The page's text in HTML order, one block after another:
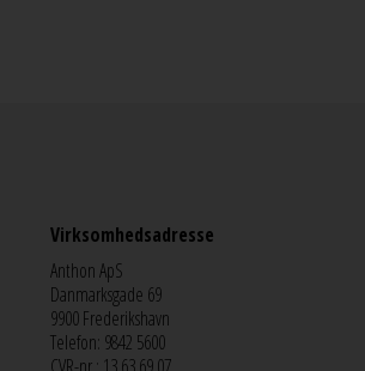
Virksomhedsadresse
Anthon ApS
Danmarksgade 69
9900 Frederikshavn
Telefon: 9842 5600